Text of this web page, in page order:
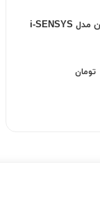
پرینتر لیزری چند کاره رنگی کانن مدل i-SENSYS
تومان